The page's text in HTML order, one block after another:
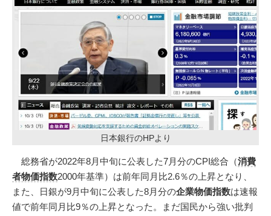
日本銀行のHPより
総務省が2022年8月中旬に公表した7月分のCPI総合（消費
者物価指数2000年基準）は前年同月比2.6％の上昇となり、
また、日銀が9月中旬に公表した8月分の企業物価指数は速報
値で前年同月比9％の上昇となった。まだ国民から強い批判